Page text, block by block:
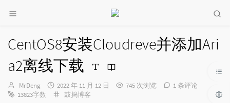
CentOS8安装Cloudreve并添加Ari
a2离线下载
博
主：
MrDeng
发
布
2022 年 11 月 12 日 745 次浏览
1 条评论
13823字数
分
鼓捣博客